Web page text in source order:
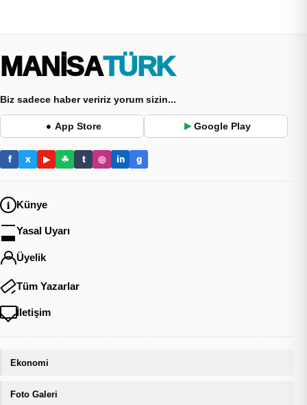
MANİSA TÜRK
Biz sadece haber veririz yorum sizin...
● App Store ▶ Google Play
f x ▶ ☘ t ◎ in g
Künye
Yasal Uyarı
Üyelik
Tüm Yazarlar
İletişim
Ekonomi
Foto Galeri